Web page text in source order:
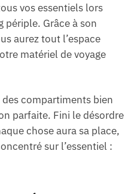
vos essentiels lors
périple. Grâce à son
aurez tout l’espace
matériel de voyage
compartiments bien
parfaite. Fini le désordre
chose aura sa place,
sur l’essentiel :